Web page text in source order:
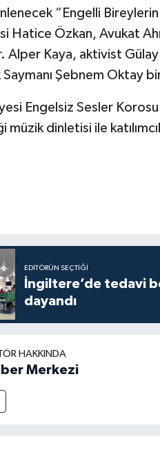
“Engelli Bireylerin
Hatice Özkan, Avukat
Alper Kaya, aktivist
Saymanı Şebnem Oktay
Engelsiz Sesler
dinletisi ile
EDITÖRÜN SEÇTIĞI
İngiltere’de tedavi
dayandı
HAKKINDA
Merkezi